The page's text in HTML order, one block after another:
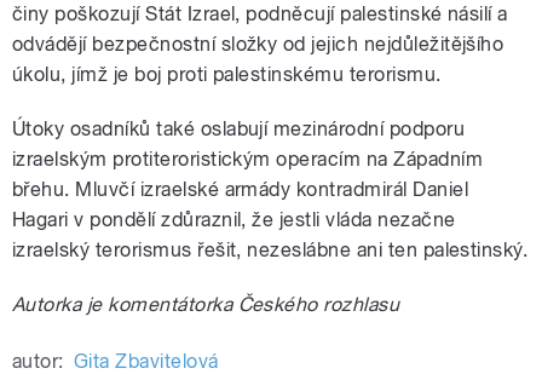
činy poškozují Stát Izrael, podněcují palestinské násilí a
odvádějí bezpečnostní složky od jejich nejdůležitějšího
úkolu, jímž je boj proti palestinskému terorismu.
Útoky osadníků také oslabují mezinárodní podporu
izraelským protiteroristickým operacím na Západním
břehu. Mluvčí izraelské armády kontradmirál Daniel
Hagari v pondělí zdůraznil, že jestli vláda nezačne
izraelský terorismus řešit, nezeslábne ani ten palestinský.
Autorka je komentátorka Českého rozhlasu
autor: Gita Zbavitelová